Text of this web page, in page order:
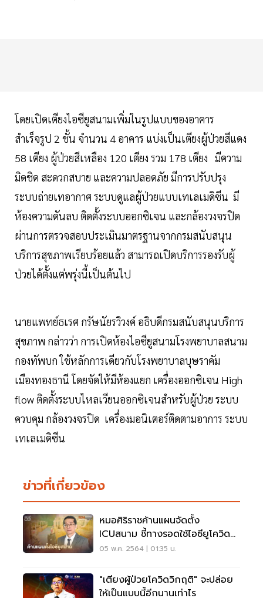
โดยเปิดเตียงไอซียูสนามเพิ่มในรูปแบบของอาคาร
สำเร็จรูป 2 ชั้น จำนวน 4 อาคาร แบ่งเป็นเตียงผู้ป่วยสีแดง
58 เตียง ผู้ป่วยสีเหลือง 120 เตียง รวม 178 เตียง มีความ
มิดชิด สะดวกสบาย และความปลอดภัย มีการปรับปรุง
ระบบถ่ายเทอากาศ ระบบดูแลผู้ป่วยแบบเทเลเมดิซีน มี
ห้องความดันลบ ติดตั้งระบบออกซิเจน และกล้องวงจรปิด
ผ่านการตรวจสอบประเมินมาตรฐานจากกรมสนับสนุน
บริการสุขภาพเรียบร้อยแล้ว สามารถเปิดบริการรองรับผู้
ป่วยได้ตั้งแต่พรุ่งนี้เป็นต้นไป
นายแพทย์ธเรศ กรัษนัยรวิวงค์ อธิบดีกรมสนับสนุนบริการ
สุขภาพ กล่าวว่า การเปิดห้องไอซียูสนามโรงพยาบาลสนาม
กองทัพบก ใช้หลักการเดียวกับโรงพยาบาลบุษราคัม
เมืองทองธานี โดยจัดให้มีห้องแยก เครื่องออกซิเจน High
flow ติดตั้งระบบไหลเวียนออกซิเจนสำหรับผู้ป่วย ระบบ
ควบคุม กล้องวงจรปิด เครื่องมอนิเตอร์ติดตามอาการ ระบบ
เทเลเมดิซีน
ข่าวที่เกี่ยวข้อง
หมอศิริราชค้านแผนจัดตั้ง
ICUสนาม ชี้ทางรอดใช้ไอซียูโควิด
ปัจจุบันให้คุ้ม
05 พ.ค. 2564 | 01:35 น.
"เตียงผู้ป่วยโควิดวิกฤติ" จะปล่อย
ให้เป็นแบบนี้อีกนานเท่าไร